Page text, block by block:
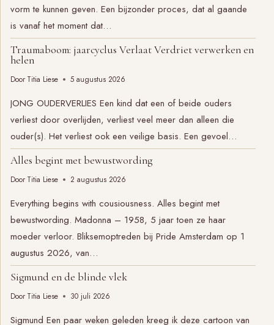
vorm te kunnen geven. Een bijzonder proces, dat al gaande
is vanaf het moment dat…
Traumaboom: jaarcyclus Verlaat Verdriet verwerken en
helen
Door Titia Liese 5 augustus 2026
JONG OUDERVERLIES Een kind dat een of beide ouders
verliest door overlijden, verliest veel meer dan alleen die
ouder(s). Het verliest ook een veilige basis. Een gevoel…
Alles begint met bewustwording
Door Titia Liese 2 augustus 2026
Everything begins with cousiousness. Alles begint met
bewustwording. Madonna – 1958, 5 jaar toen ze haar
moeder verloor. Bliksemoptreden bij Pride Amsterdam op 1
augustus 2026, van…
Sigmund en de blinde vlek
Door Titia Liese 30 juli 2026
Sigmund Een paar weken geleden kreeg ik deze cartoon van